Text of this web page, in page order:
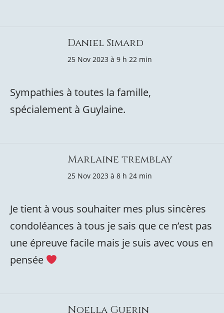
Daniel Simard
25 Nov 2023 à 9 h 22 min
Sympathies à toutes la famille,
spécialement à Guylaine.
Marlaine tremblay
25 Nov 2023 à 8 h 24 min
Je tient à vous souhaiter mes plus sincères
condoléances à tous je sais que ce n’est pas
une épreuve facile mais je suis avec vous en
pensée
Noella Guerin